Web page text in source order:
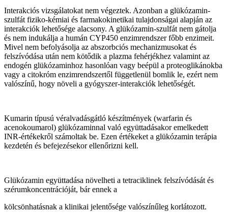
Interakciós vizsgálatokat nem végeztek. Azonban a glükózamin-
szulfát fiziko-kémiai és farmakokinetikai tulajdonságai alapján az
interakciók lehetősége alacsony. A glükózamin-szulfát nem gátolja
és nem indukálja a humán CYP450 enzimrendszer főbb enzimeit.
Mivel nem befolyásolja az abszorbciós mechanizmusokat és
felszívódása után nem kötődik a plazma fehérjékhez valamint az
endogén glükózaminhoz hasonlóan vagy beépül a proteoglikánokba
vagy a citokróm enzimrendszertől függetlenül bomlik le, ezért nem
valószínű, hogy növeli a gyógyszer-interakciók lehetőségét.
Kumarin típusú véralvadásgátló készítmények (warfarin és
acenokoumarol) glükózaminnal való együttadásakor emelkedett
INR-értékekről számoltak be. Ezen értékeket a glükózamin terápia
kezdetén és befejezésekor ellenőrizni kell.
Glükózamin együttadása növelheti a tetraciklinek felszívódását és
szérumkoncentrációját, bár ennek a
kölcsönhatásnak a klinikai jelentősége valószínűleg korlátozott.